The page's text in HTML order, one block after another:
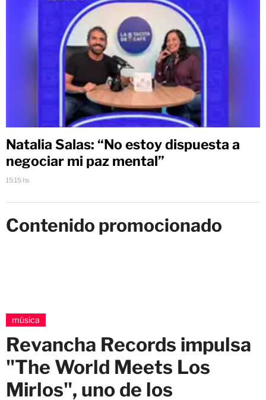
Natalia Salas: “No estoy dispuesta a
negociar mi paz mental”
15:15 hs
Contenido promocionado
música
Revancha Records impulsa
"The World Meets Los
Mirlos", uno de los